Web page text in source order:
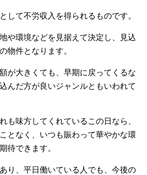
して不労収入を得られるものです。
や環境などを見据えて決定し、見込
物件となります。
が大きくても、早期に戻ってくるな
んだ方が良いジャンルともいわれて
も味方してくれているこの日なら、
となく、いつも賑わって華やかな環
待できます。
り、平日働いている人でも、今後の